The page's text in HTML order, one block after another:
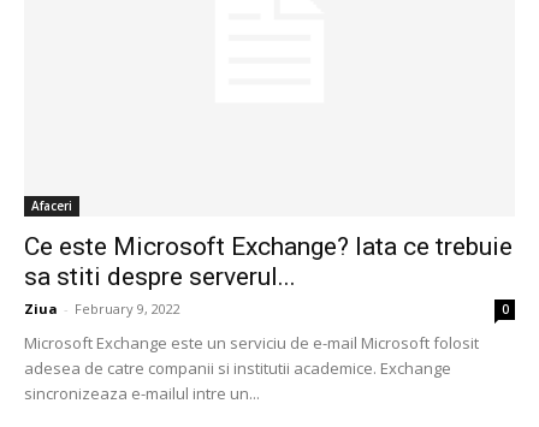
Afaceri
Ce este Microsoft Exchange? Iata ce trebuie
sa stiti despre serverul...
Ziua - February 9, 2022 0
Microsoft Exchange este un serviciu de e-mail Microsoft folosit
adesea de catre companii si institutii academice. Exchange
sincronizeaza e-mailul intre un...